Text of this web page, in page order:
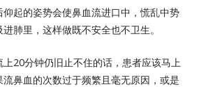
起的姿势会使鼻血流进口中，慌乱中势
肺里，这样做既不安全也不卫生。
20分钟仍旧止不住的话，患者应该马上
鼻血的次数过于频繁且毫无原因，或是